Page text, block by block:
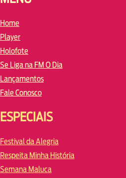
Home
Player
Holofote
Se Liga na FM O Dia
Lançamentos
Fale Conosco
ESPECIAIS
Festival da Alegria
Respeita Minha História
Semana Maluca